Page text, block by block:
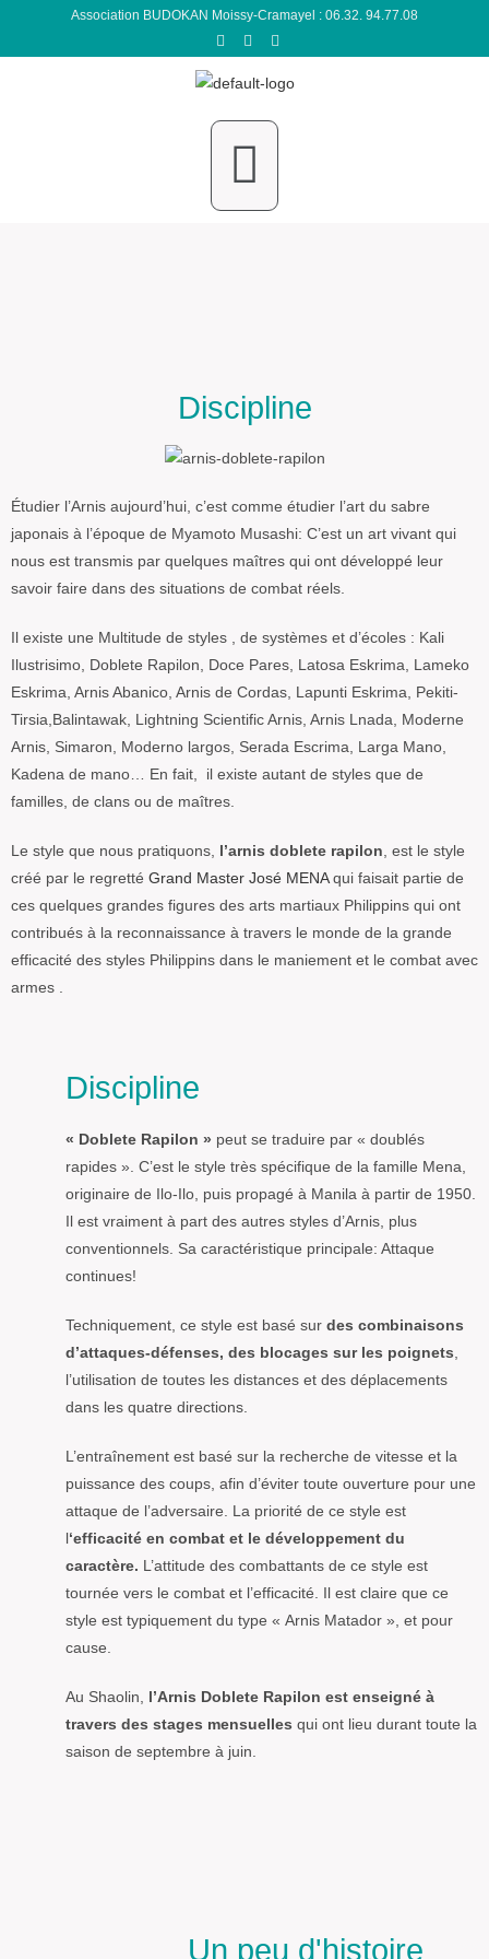
Association BUDOKAN Moissy-Cramayel : 06.32. 94.77.08
Discipline
Étudier l’Arnis aujourd’hui, c’est comme étudier l’art du sabre
japonais à l’époque de Myamoto Musashi: C’est un art vivant qui
nous est transmis par quelques maîtres qui ont développé leur
savoir faire dans des situations de combat réels.
Il existe une Multitude de styles , de systèmes et d’écoles : Kali
Ilustrisimo, Doblete Rapilon, Doce Pares, Latosa Eskrima, Lameko
Eskrima, Arnis Abanico, Arnis de Cordas, Lapunti Eskrima, Pekiti-
Tirsia,Balintawak, Lightning Scientific Arnis, Arnis Lnada, Moderne
Arnis, Simaron, Moderno largos, Serada Escrima, Larga Mano,
Kadena de mano… En fait, il existe autant de styles que de
familles, de clans ou de maîtres.
Le style que nous pratiquons, l’arnis doblete rapilon, est le style
créé par le regretté Grand Master José MENAqui faisait partie de
ces quelques grandes figures des arts martiaux Philippins qui ont
contribués à la reconnaissance à travers le monde de la grande
efficacité des styles Philippins dans le maniement et le combat avec
armes .
Discipline
« Doblete Rapilon » peut se traduire par « doublés
rapides ». C’est le style très spécifique de la famille Mena,
originaire de Ilo-Ilo, puis propagé à Manila à partir de 1950.
Il est vraiment à part des autres styles d’Arnis, plus
conventionnels. Sa caractéristique principale: Attaque
continues!
Techniquement, ce style est basé sur des combinaisons
d’attaques-défenses, des blocages sur les poignets,
l’utilisation de toutes les distances et des déplacements
dans les quatre directions.
L’entraînement est basé sur la recherche de vitesse et la
puissance des coups, afin d’éviter toute ouverture pour une
attaque de l’adversaire. La priorité de ce style est
l‘efficacité en combat et le développement du
caractère. L’attitude des combattants de ce style est
tournée vers le combat et l’efficacité. Il est claire que ce
style est typiquement du type « Arnis Matador », et pour
cause.
Au Shaolin, l’Arnis Doblete Rapilon est enseigné à
travers des stages mensuelles qui ont lieu durant toute la
saison de septembre à juin.
Un peu d'histoire